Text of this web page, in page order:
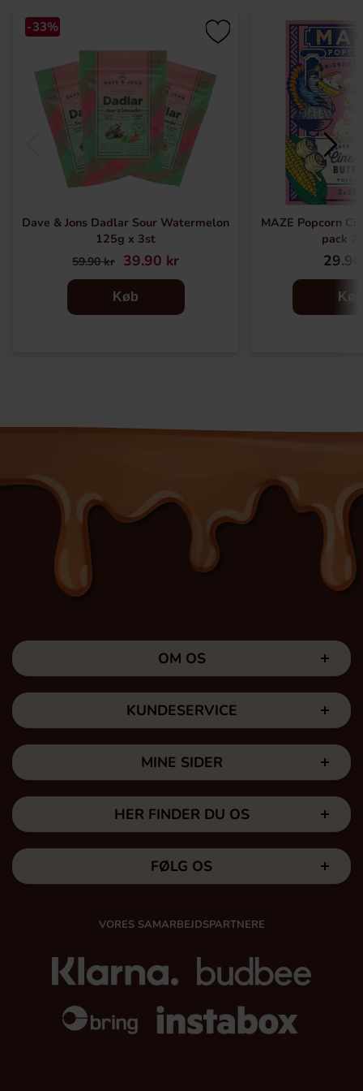
-33%
Dave & Jons Dadlar Sour Watermelon
125g x 3st
59.90 kr 39.90 kr
Køb
MAZE Popcorn
pack
Køb
OM OS
KUNDESERVICE
MINE SIDER
HER FINDER DU OS
FØLG OS
VORES SAMARBEJDSPARTNERE